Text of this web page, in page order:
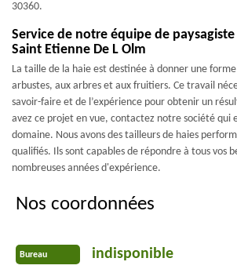
30360.
Service de notre équipe de
Saint Etienne De L Olm
La taille de la haie est destinée à donner une
arbustes, aux arbres et aux fruitiers. Ce travail
savoir-faire et de l’expérience pour obtenir un
avez ce projet en vue, contactez notre société qui
domaine. Nous avons des tailleurs de haies
qualifiés. Ils sont capables de répondre à tous vos
nombreuses années d'expérience.
Nos coordonnées
Bureau indisponible